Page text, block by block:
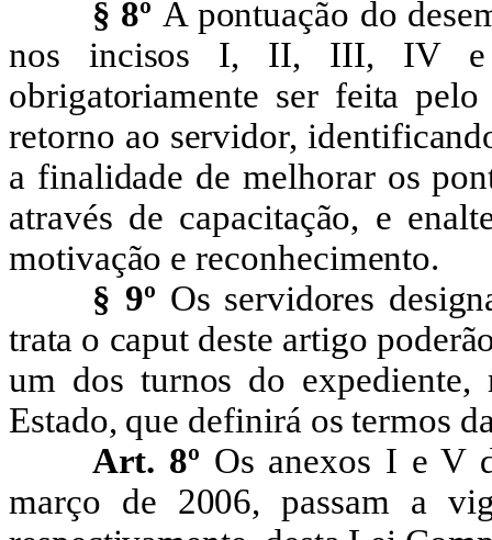
§ 8º A pontuação do
nos incisos I, II, III, IV e
obrigatoriamente ser feita
retorno ao servidor,
a finalidade de melhorar os
através de capacitação, e
motivação e reconhecimento.
§ 9º Os servidores
trata o caput deste artigo
um dos turnos do expediente,
Estado, que definirá os termos
Art. 8º Os anexos I e V
março de 2006, passam a